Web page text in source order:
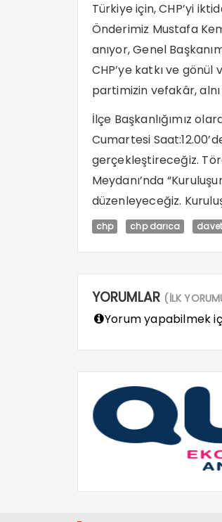
Türkiye için, CHP’yi
Önderimiz Mustafa
anıyor, Genel
CHP’ye katkı ve
partimizin vefakâr, alnı
İlçe Başkanlığımız
Cumartesi
gerçekleştireceğiz.
Meydanı’nda
düzenleyeceğiz.
chp chp darıca davet
YORUMLAR (İLK
Yorum yapabilmek